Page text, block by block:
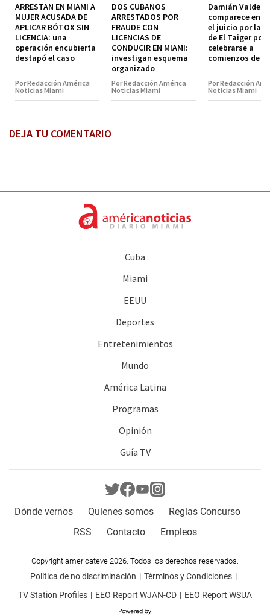
ARRESTAN EN MIAMI A
MUJER ACUSADA DE
APLICAR BÓTOX SIN
LICENCIA: una
operación encubierta
destapó el caso
Por Redacción América
Noticias Miami
DOS CUBANOS
ARRESTADOS POR
FRAUDE CON
LICENCIAS DE
CONDUCIR EN MIAMI:
investigan esquema
organizado
Por Redacción América
Noticias Miami
Damián Valdez
comparece en
el juicio por la
de El Taiger
celebrarse a
comienzos de
Por Redacción
Noticias Miami
DEJA TU COMENTARIO
Cuba
Miami
EEUU
Deportes
Entretenimientos
Mundo
América Latina
Programas
Opinión
Guía TV
Dónde vernos Quienes somos
Reglas Concurso
RSS
Contacto Empleos
Copyright americateve 2026. Todos los derechos reservados.
Política de no discriminación
Términos y Condiciones
TV Station Profiles
EEO Report WJAN-CD EEO Report WSUA